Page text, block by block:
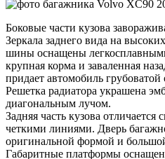
Боковые части кузова
Зеркала заднего вида на
шины оснащены
крупная корма и заваленная
придает автомобиль
Решетка радиатора украшена
диагональным лучом.
Задняя часть кузова
четкими линиями. Дверь
оригинальной формой и
Габаритные платформы